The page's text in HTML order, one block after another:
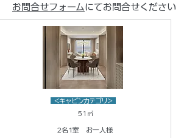
お問合せフォームにてお問合せください
<キャビンカテゴリ>
51㎡
2名1室 お一人様